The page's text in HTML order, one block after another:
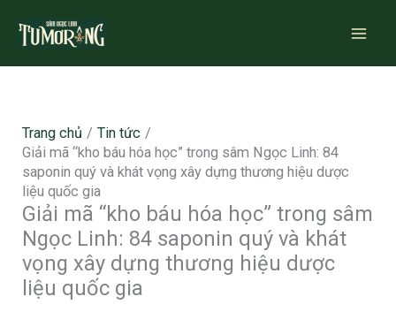
nội
Trang chủ
Tin tức
Giải mã “kho báu hóa học” trong sâm Ngọc Linh: 84
saponin quý và khát vọng xây dựng thương hiệu dược
liệu quốc gia
Giải mã “kho báu hóa học” trong sâm
Ngọc Linh: 84 saponin quý và khát
vọng xây dựng thương hiệu dược
liệu quốc gia